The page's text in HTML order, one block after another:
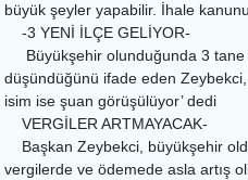
büyük şeyler yapabilir. İhale
-3 YENİ İLÇE GELİYOR-
Büyükşehir olunduğunda 3 tane
düşündüğünü ifade eden
isim ise şuan görüşülüyor’ dedi
VERGİLER ARTMAYACAK-
Başkan Zeybekci, büyükşehir
vergilerde ve ödemede asla artış